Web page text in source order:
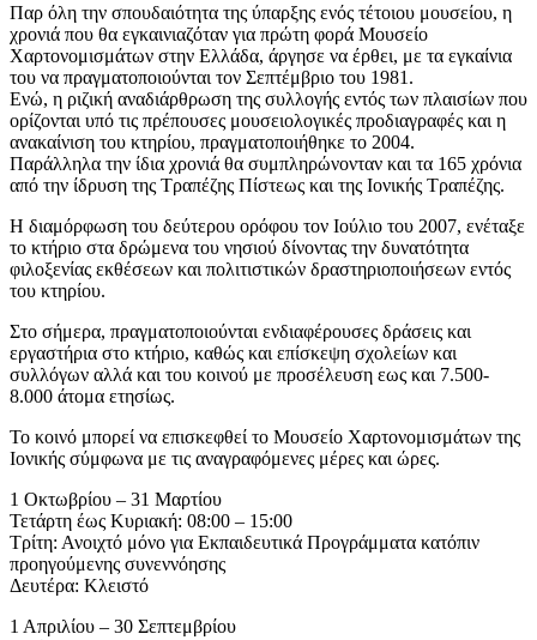
Παρ όλη την σπουδαιότητα της ύπαρξης ενός τέτοιου μουσείου, η
χρονιά που θα εγκαινιαζόταν για πρώτη φορά Μουσείο
Χαρτονομισμάτων στην Ελλάδα, άργησε να έρθει, με τα εγκαίνια
του να πραγματοποιούνται τον Σεπτέμβριο του 1981.
Ενώ, η ριζική αναδιάρθρωση της συλλογής εντός των πλαισίων που
ορίζονται υπό τις πρέπουσες μουσειολογικές προδιαγραφές και η
ανακαίνιση του κτηρίου, πραγματοποιήθηκε το 2004.
Παράλληλα την ίδια χρονιά θα συμπληρώνονταν και τα 165 χρόνια
από την ίδρυση της Τραπέζης Πίστεως και της Ιονικής Τραπέζης.
Η διαμόρφωση του δεύτερου ορόφου τον Ιούλιο του 2007, ενέταξε
το κτήριο στα δρώμενα του νησιού δίνοντας την δυνατότητα
φιλοξενίας εκθέσεων και πολιτιστικών δραστηριοποιήσεων εντός
του κτηρίου.
Στο σήμερα, πραγματοποιούνται ενδιαφέρουσες δράσεις και
εργαστήρια στο κτήριο, καθώς και επίσκεψη σχολείων και
συλλόγων αλλά και του κοινού με προσέλευση εως και 7.500-
8.000 άτομα ετησίως.
Το κοινό μπορεί να επισκεφθεί το Μουσείο Χαρτονομισμάτων της
Ιονικής σύμφωνα με τις αναγραφόμενες μέρες και ώρες.
1 Οκτωβρίου – 31 Μαρτίου
Τετάρτη έως Κυριακή: 08:00 – 15:00
Τρίτη: Ανοιχτό μόνο για Εκπαιδευτικά Προγράμματα κατόπιν
προηγούμενης συνεννόησης
Δευτέρα: Κλειστό
1 Απριλίου – 30 Σεπτεμβρίου